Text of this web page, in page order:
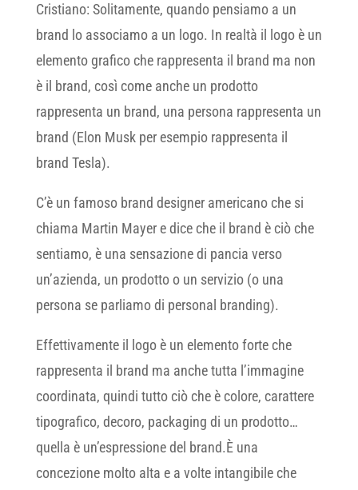
Cristiano: Solitamente, quando pensiamo a un
brand lo associamo a un logo. In realtà il logo è un
elemento grafico che rappresenta il brand ma non
è il brand, così come anche un prodotto
rappresenta un brand, una persona rappresenta un
brand (Elon Musk per esempio rappresenta il
brand Tesla).
C’è un famoso brand designer americano che si
chiama Martin Mayer e dice che il brand è ciò che
sentiamo, è una sensazione di pancia verso
un’azienda, un prodotto o un servizio (o una
persona se parliamo di personal branding).
Effettivamente il logo è un elemento forte che
rappresenta il brand ma anche tutta l’immagine
coordinata, quindi tutto ciò che è colore, carattere
tipografico, decoro, packaging di un prodotto…
quella è un’espressione del brand.È una
concezione molto alta e a volte intangibile che